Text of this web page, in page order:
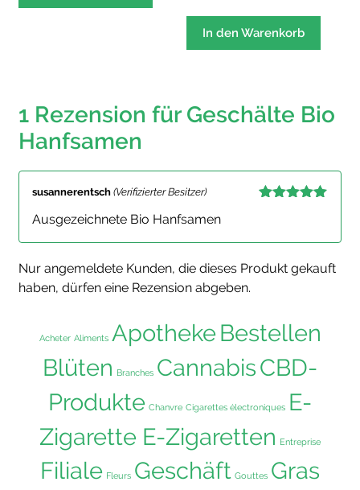
In den Warenkorb
1 Rezension für Geschälte Bio
Hanfsamen
susannerentsch (Verifizierter Besitzer)
Ausgezeichnete Bio Hanfsamen
Nur angemeldete Kunden, die dieses Produkt gekauft
haben, dürfen eine Rezension abgeben.
Acheter Aliments ApothekeBestellen
Blüten Branches CannabisCBD-
Produkte Chanvre Cigarettes électroniques E-
Zigarette E-Zigaretten Entreprise
Filiale Fleurs Geschäft Gouttes Gras